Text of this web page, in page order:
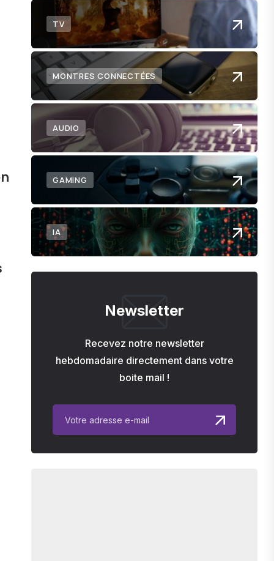
TV
MONTRES CONNECTÉES
AUDIO
GAMING
IA
Newsletter
Recevez notre newsletter
hebdomadaire directement dans votre
boite mail !